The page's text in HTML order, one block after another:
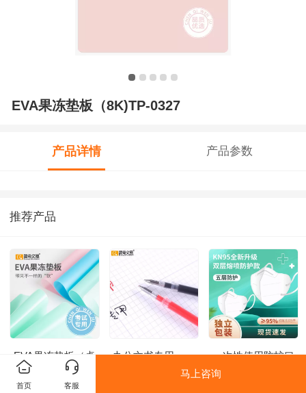
EVA果冻垫板（8K)TP-0327
产品详情 产品参数
推荐产品
EVA果冻垫板（桌
垫）TP-0325
办公文书专用
一次性使用防护口
罩KZ-36
首页 客服
马上咨询